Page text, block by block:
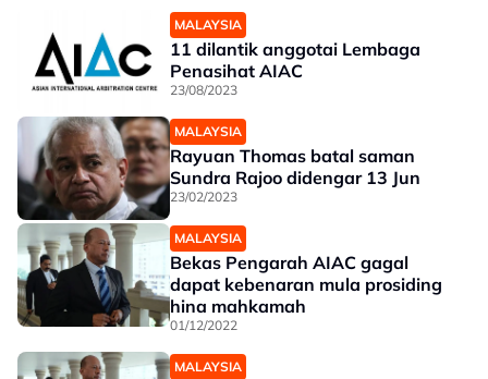
MALAYSIA
11 dilantik anggotai Lembaga
Penasihat AIAC
23/08/2023
MALAYSIA
Rayuan Thomas batal saman
Sundra Rajoo didengar 13 Jun
23/02/2023
MALAYSIA
Bekas Pengarah AIAC gagal
dapat kebenaran mula prosiding
hina mahkamah
01/12/2022
MALAYSIA